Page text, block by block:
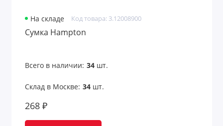
На складе Код товара: 3.12008900
Сумка Hampton
Всего в наличии: 34шт.
Склад в Москве: 34шт.
268 ₽